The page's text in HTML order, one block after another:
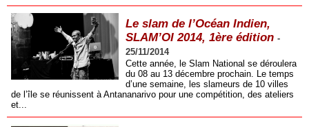
Le slam de l’Océan Indien,
SLAM’OI 2014, 1ère édition -
25/11/2014
Cette année, le Slam National se déroulera
du 08 au 13 décembre prochain. Le temps
d’une semaine, les slameurs de 10 villes
de l’île se réunissent à Antananarivo pour une compétition, des ateliers
et...